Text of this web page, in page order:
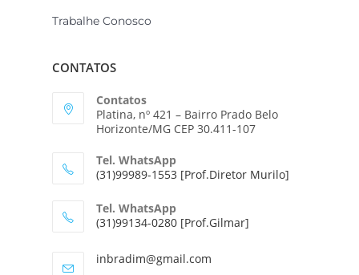
Trabalhe Conosco
CONTATOS
Contatos
Platina, nº 421 – Bairro Prado Belo
Horizonte/MG CEP 30.411-107
Tel. WhatsApp
(31)99989-1553 [Prof.Diretor Murilo]
Tel. WhatsApp
(31)99134-0280 [Prof.Gilmar]
inbradim@gmail.com